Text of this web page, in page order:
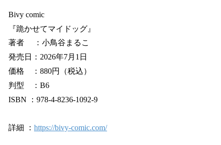
Bivy comic
『跪かせてマイドッグ』
著者 ：小鳥谷まるこ
発売日：2026年7月1日
価格 ：880円（税込）
判型 ：B6
ISBN ：978-4-8236-1092-9
詳細 ： https://bivy-comic.com/